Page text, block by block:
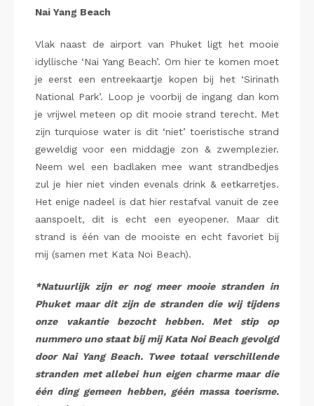
Nai Yang Beach
Vlak naast de airport van Phuket ligt het mooie
idyllische ‘Nai Yang Beach’. Om hier te komen moet
je eerst een entreekaartje kopen bij het ‘Sirinath
National Park’. Loop je voorbij de ingang dan kom
je vrijwel meteen op dit mooie strand terecht. Met
zijn turquiose water is dit ‘niet’ toeristische strand
geweldig voor een middagje zon & zwemplezier.
Neem wel een badlaken mee want strandbedjes
zul je hier niet vinden evenals drink & eetkarretjes.
Het enige nadeel is dat hier restafval vanuit de zee
aanspoelt, dit is echt een eyeopener. Maar dit
strand is één van de mooiste en echt favoriet bij
mij (samen met Kata Noi Beach).
*Natuurlijk zijn er nog meer mooie stranden in
Phuket maar dit zijn de stranden die wij tijdens
onze vakantie bezocht hebben. Met stip op
nummero uno staat bij mij Kata Noi Beach gevolgd
door Nai Yang Beach. Twee totaal verschillende
stranden met allebei hun eigen charme maar die
één ding gemeen hebben, géén massa toerisme.